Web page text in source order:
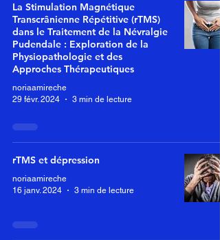
La Stimulation Magnétique
Transcrânienne Répétitive (rTMS)
dans le Traitement de la Névralgie
Pudendale : Exploration de la
Physiopathologie et des
Approches Thérapeutiques
noriaamireche
29 févr. 2024
3 min de lecture
rTMS et dépression
noriaamireche
16 janv. 2024
3 min de lecture